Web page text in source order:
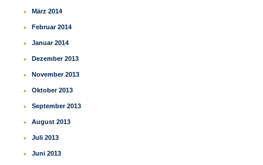
März 2014
Februar 2014
Januar 2014
Dezember 2013
November 2013
Oktober 2013
September 2013
August 2013
Juli 2013
Juni 2013